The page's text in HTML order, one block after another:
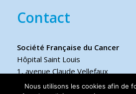
Contact
Société Française du Cancer
Hôpital Saint Louis
1, avenue Claude Vellefaux
75475 Paris cedex 10 FRANCE
Nous utilisons les cookies afin de